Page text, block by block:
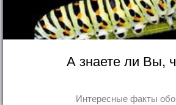
А знаете ли Вы,
Интересные факты